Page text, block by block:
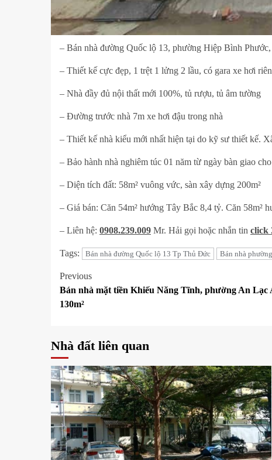
– Bán nhà đường Quốc lộ 13, phường Hiệp Bình
– Thiết kế cực đẹp, 1 trệt 1 lửng 2 lầu, có gara xe hơi
– Nhà đầy đủ nội thất mới 100%, tủ rượu, tủ âm tường
– Đường trước nhà 7m xe hơi đậu trong nhà
– Thiết kế nhà kiểu mới nhất hiện tại do kỹ sư thiết kế.
– Bảo hành nhà nghiêm túc 01 năm từ ngày bàn giao
– Diện tích đất: 58m² vuông vức, sàn xây dựng 200m²
– Giá bán: Căn 54m² hướng Tây Bắc 8,4 tỷ. Căn 58m²
– Liên hệ: 0908.239.009 Mr. Hải gọi hoặc nhắn tin click
Tags: Bán nhà đường Quốc lộ 13 Tp Thủ Đức Bán nhà
Post
navigation
Previous
Bán nhà mặt tiền Khiếu Năng Tĩnh, phường An Lạc
130m²
Nhà đất liên quan